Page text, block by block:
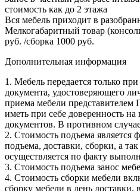
стоимость как до 2 этажа
Вся мебель приходит в
Мелкогабаритный товар
руб. /сборка 1000 руб.
Дополнительная информация
1. Мебель передается только
документа, удостоверяющего
приема мебели представителем
иметь при себе доверенность
документов. В противном
2. Стоимость подъема является
подъема, доставки, сборки, а
осуществляется по факту
3. Стоимость подъема занос
4. Стоимость сборки мебели
сборку мебели в день доставки,